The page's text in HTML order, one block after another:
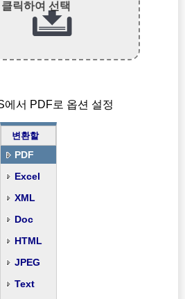
클릭하여 선택
에서 PDF로 옵션 설정
변환할
PDF
Excel
XML
Doc
HTML
JPEG
Text